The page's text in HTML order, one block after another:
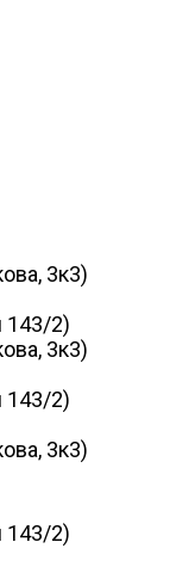
3к3)
143/2)
3к3)
143/2)
3к3)
143/2)